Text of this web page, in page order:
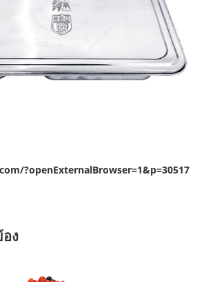
?openExternalBrowser=1&p=30517
ง